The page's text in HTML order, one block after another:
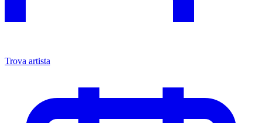
Trova artista